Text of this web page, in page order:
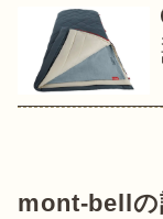
mont-bellの